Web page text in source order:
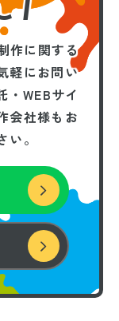
作に関する
軽にお問い
・WEBサイ
会社様もお
。